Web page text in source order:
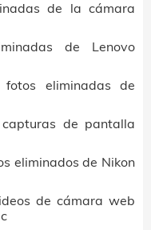
de la cámara
de Lenovo
eliminadas de
de pantalla
eliminados de Nikon
de cámara web